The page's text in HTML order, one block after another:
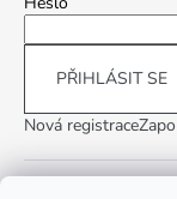
PŘIHLÁSIT SE
Nová registrace